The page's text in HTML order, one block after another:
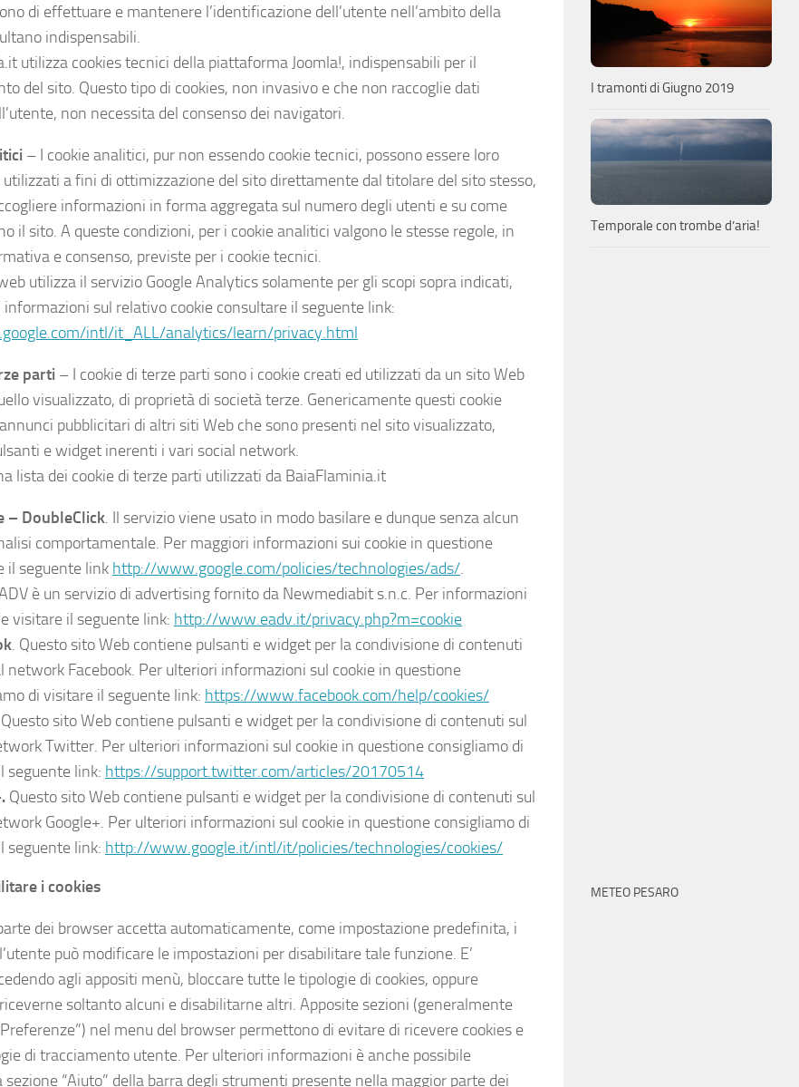
di effettuare e mantenere l’identificazione dell’utente nell’ambito della
indispensabili.
utilizza cookies tecnici della piattaforma Joomla!, indispensabili per il
del sito. Questo tipo di cookies, non invasivo e che non raccoglie dati
non necessita del consenso dei navigatori.
– I cookie analitici, pur non essendo cookie tecnici, possono essere loro
a fini di ottimizzazione del sito direttamente dal titolare del sito stesso,
informazioni in forma aggregata sul numero degli utenti e su come
il sito. A queste condizioni, per i cookie analitici valgono le stesse regole, in
e consenso, previste per i cookie tecnici.
utilizza il servizio Google Analytics solamente per gli scopi sopra indicati,
informazioni sul relativo cookie consultare il seguente link:
intl/it_ALL/analytics/learn/privacy.html
parti – I cookie di terze parti sono i cookie creati ed utilizzati da un sito Web
visualizzato, di proprietà di società terze. Genericamente questi cookie
pubblicitari di altri siti Web che sono presenti nel sito visualizzato,
e widget inerenti i vari social network.
lista dei cookie di terze parti utilizzati da BaiaFlaminia.it
– DoubleClick. Il servizio viene usato in modo basilare e dunque senza alcun
comportamentale. Per maggiori informazioni sui cookie in questione
il seguente link http://www.google.com/policies/technologies/ads/.
è un servizio di advertising fornito da Newmediabit s.n.c. Per informazioni
visitare il seguente link: http://www.eadv.it/privacy.php?m=cookie
. Questo sito Web contiene pulsanti e widget per la condivisione di contenuti
network Facebook. Per ulteriori informazioni sul cookie in questione
di visitare il seguente link: https://www.facebook.com/help/cookies/
sito Web contiene pulsanti e widget per la condivisione di contenuti sul
Twitter. Per ulteriori informazioni sul cookie in questione consigliamo di
seguente link: https://support.twitter.com/articles/20170514
Questo sito Web contiene pulsanti e widget per la condivisione di contenuti sul
Google+. Per ulteriori informazioni sul cookie in questione consigliamo di
seguente link: http://www.google.it/intl/it/policies/technologies/cookies/
i cookies
dei browser accetta automaticamente, come impostazione predefinita, i
può modificare le impostazioni per disabilitare tale funzione. E’
agli appositi menù, bloccare tutte le tipologie di cookies, oppure
soltanto alcuni e disabilitarne altri. Apposite sezioni (generalmente
nel menu del browser permettono di evitare di ricevere cookies e
di tracciamento utente. Per ulteriori informazioni è anche possibile
sezione “Aiuto” della barra degli strumenti presente nella maggior parte dei
I tramonti di Giugno 2019
Temporale con trombe d’aria!
METEO PESARO